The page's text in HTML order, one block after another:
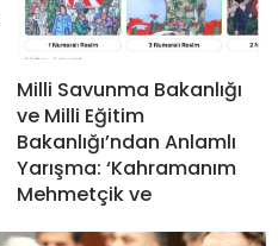
Milli Savunma Bakanlığı
ve Milli Eğitim
Bakanlığı’ndan Anlamlı
Yarışma: ‘Kahramanım
Mehmetçik ve